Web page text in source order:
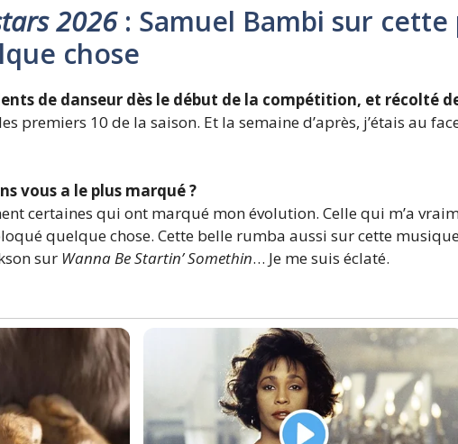
2026 : Samuel Bambi sur
chose
de danseur dès le début de la compétition, et récolté
les premiers 10 de la saison. Et la semaine d’après, j’étais au
vous a le plus marqué ?
certaines qui ont marqué mon évolution. Celle qui m’a
quelque chose. Cette belle rumba aussi sur cette
sur Wanna Be Startin’ Somethin… Je me suis éclaté.